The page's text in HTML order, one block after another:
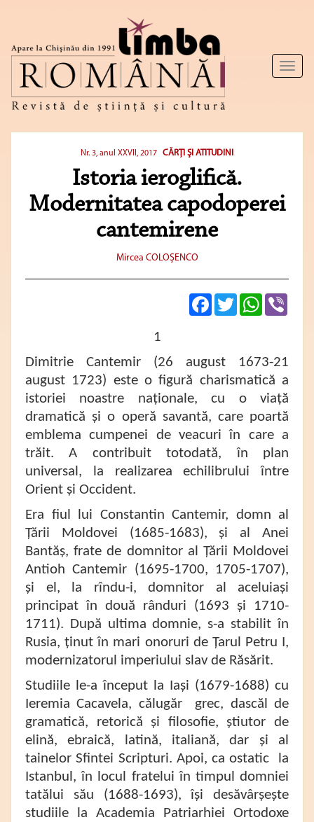
Toggle
Nr. 3, anul XXVII, 2017 CĂRŢI ŞI ATITUDINI
Istoria ieroglifică.
Modernitatea capodoperei
cantemirene
Mircea COLOŞENCO
FacebookTwitterWhatsApp
1
Dimitrie Cantemir (26 august 1673-21
august 1723) este o figură charismatică a
istoriei noastre naționale, cu o viață
dramatică și o operă savantă, care poartă
emblema cumpenei de veacuri în care a
trăit. A contribuit totodată, în plan
universal, la realizarea echilibrului între
Orient și Occident.
Era fiul lui Constantin Cantemir, domn al
Țării Moldovei (1685-1683), și al Anei
Bantăș, frate de domnitor al Țării Moldovei
Antioh Cantemir (1695-1700, 1705-1707),
și el, la rîndu-i, domnitor al aceluiași
principat în două rânduri (1693 și 1710-
1711). După ultima domnie, s-a stabilit în
Rusia, ținut în mari onoruri de Țarul Petru I,
modernizatorul imperiului slav de Răsărit.
Studiile le-a început la Iași (1679-1688) cu
Ieremia Cacavela, călugăr grec, dascăl de
gramatică, retorică și filosofie, știutor de
elină, ebraică, latină, italiană, dar și al
tainelor Sfintei Scripturi. Apoi, ca ostatic la
Istanbul, în locul fratelui în timpul domniei
tatălui său (1688-1693), își desăvârșește
studiile la Academia Patriarhiei Ortodoxe